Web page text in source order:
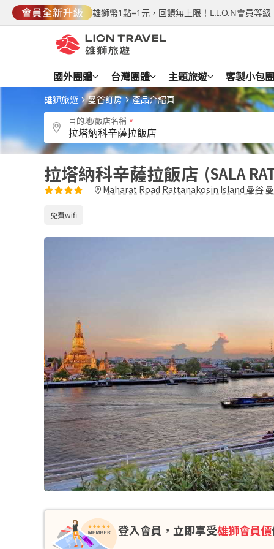
雄獅幣1點=1元，回饋無上限！L.I.O.N會員等
國外團體 台灣團體 主題旅遊 客製小包團
雄獅旅遊 曼谷訂房 產品介紹頁
目的地/飯店名稱
拉塔納科辛薩拉飯店 SALA
Maharat Road Rattanakosin Island 曼谷
免費wifi
登入會員，立即享受雄獅會員價